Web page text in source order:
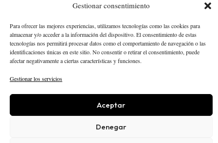
Gestionar consentimiento
Para ofrecer las mejores experiencias, utilizamos tecnologías como las cookies para
almacenar y/o acceder a la información del dispositivo. El consentimiento de estas
tecnologías nos permitirá procesar datos como el comportamiento de navegación o las
identificaciones únicas en este sitio. No consentir o retirar el consentimiento, puede
afectar negativamente a ciertas características y funciones.
Gestionar los servicios
Aceptar
Denegar
STARTUPS
INTELIGENCIA ARTIFICIAL
CREATOR ECONOMY
ROBÓTICA
NEGOCIOS
ECONOMÍA
ACTUALIDAD
© 2025 El Capital Digital